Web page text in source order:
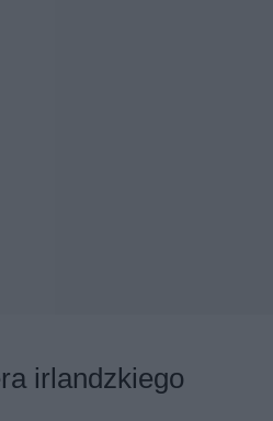
irlandzkiego